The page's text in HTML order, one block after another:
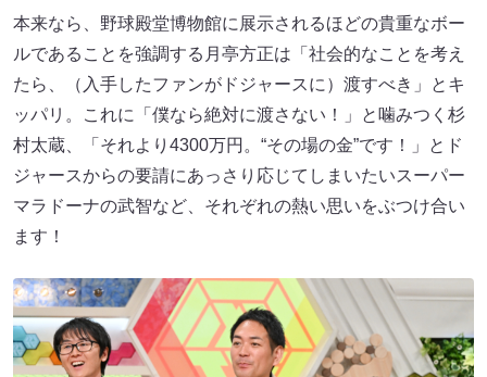
本来なら、野球殿堂博物館に展示されるほどの貴重なボー
ルであることを強調する月亭方正は「社会的なことを考え
たら、（入手したファンがドジャースに）渡すべき」とキ
ッパリ。これに「僕なら絶対に渡さない！」と噛みつく杉
村太蔵、「それより4300万円。“その場の金”です！」とド
ジャースからの要請にあっさり応じてしまいたいスーパー
マラドーナの武智など、それぞれの熱い思いをぶつけ合い
ます！